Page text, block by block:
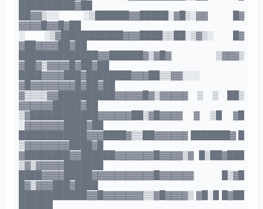
██████████▓██
██▓▓▒░░ ░▒██████▓▓█████░▓█▒░▓▓ █▓
▓▓▓▓█▓▓█▓██
░ ░▒▓███████████▓▓▓████▒▒██░▒▓▒░ █▓
▓██▓▓▓▓██▓██
██████████████▓▓██████▓▒▓█▓ ▒▓▓▓▒
▓██▓▒▓▓▓▓█▓██▓██
████▓▓▓▓███▓████████▓▓▓██▒▒▓▓░░░
▓█▓▓▓▓▓▓▓▓█▓██▓██
▓▒▒▒▒▓▓██████████▓▓▓▓▓█▓▒▓▓▓▓▓ ▒ ▒ ██▒
▓▓▓▓▓▓█████▓██
▒▓████████████▓▓▓▓▓▓██▒▓█▓▓▓▓ ▓ ▒█ ▓█
░▓▓▓▓▓▓▓████▓██
████████████▓▓▓████▓▒▒██▓▓▓▓▓▓ ███████▓ █
▒▓▓▓▓▓▓▓▓████▓█
▓████████▓▓██████▓▓▓▓▓▓▓█▓▓▓▓▒▓ █▒██▓███
▒▓▒▓▓▓▓▓███████
████▓▓▓▓█████▓▓▓▓▓▓▓▓▓▓▓█▓▓▓▓▓▓ █▒▓█
█▓▒▓▓▓███▓████
████████████▓▓█▓▓▓▓▓▓▓▒▒▓█▓▓▓▓▒ ▓█░█ █▓██